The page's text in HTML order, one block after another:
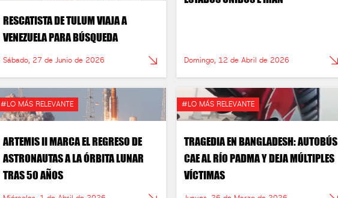
RESCATISTA DE TULUM VIAJA A
VENEZUELA PARA BÚSQUEDA
Sábado, 27 de Junio de 2026 Domingo, 12 de Abril de 2026
#LO MÁS RELEVANTE
ARTEMIS II MARCA EL REGRESO DE
ASTRONAUTAS A LA ÓRBITA LUNAR
TRAS 50 AÑOS
#LO MÁS RELEVANTE
TRAGEDIA EN BANGLADESH: AUTOBÚS
CAE AL RÍO PADMA Y DEJA MÚLTIPLES
VÍCTIMAS